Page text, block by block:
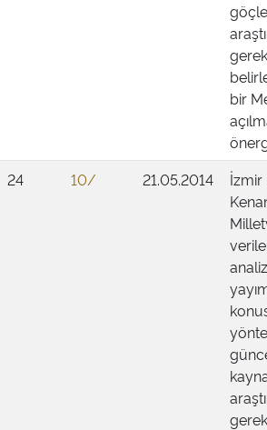
bir
24
10/ 21.05.2014
İzmir